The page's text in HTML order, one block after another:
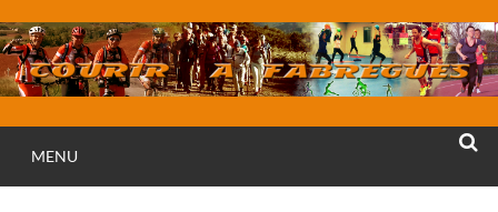
au
contenu
MENU